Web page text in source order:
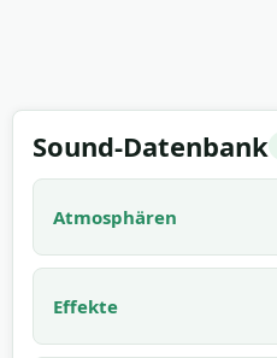
Sound-Datenbank
Atmosphären
Effekte